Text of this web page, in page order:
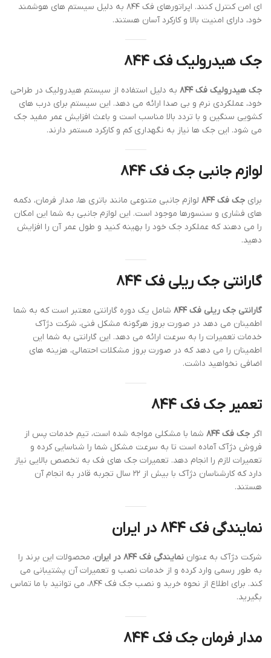
ای امن کنترل کنند. اپراتورهای فک ۸۴۴ به دلیل سیستم های هوشمند
خود، دارای امنیت بالا و کارکرد آسان هستند.
جک هیدرولیک فک ۸۴۴
جک هیدرولیک فک ۸۴۴
به دلیل استفاده از سیستم هیدرولیک در طراحی
خود، عملکردی نرم و بی صدا ارائه می دهد. این سیستم برای درب های
کشویی سنگین و با تردد بالا مناسب است و باعث افزایش عمر مفید جک
می شود. این جک ها نیاز به نگهداری کم و کارکرد مستمر دارند.
لوازم جانبی جک فک ۸۴۴
برای جک فک ۸۴۴
لوازم جانبی متنوعی مانند باتری ها، مدار فرمان، دکمه
های فشاری و سنسورها موجود است. این لوازم جانبی به شما این امکان
را می دهند که عملکرد جک خود را بهینه کنید و طول عمر آن را افزایش
دهید.
گارانتی جک ریلی فک ۸۴۴
گارانتی جک ریلی فک ۸۴۴
شامل یک دوره گارانتی معتبر است که به شما
اطمینان می دهد در صورت بروز هرگونه مشکل فنی، شرکت دژآک
خدمات تعمیرات را به سرعت ارائه می دهد. این گارانتی به شما این
اطمینان را می دهد که در صورت بروز مشکلات احتمالی، هزینه های
اضافی نخواهید داشت.
تعمیر جک فک ۸۴۴
اگر جک فک ۸۴۴
شما با مشکلی مواجه شده است، تیم خدمات پس از
فروش دژآک آماده است تا به سرعت مشکل شما را شناسایی کرده و
تعمیرات لازم را انجام دهد. تعمیرات جک های فک به تخصص بالایی نیاز
دارد که کارشناسان دژآک با بیش از ۲۲ سال تجربه قادر به انجام آن
هستند.
نمایندگی فک ۸۴۴ در ایران
شرکت دژآک به عنوان نمایندگی فک ۸۴۴ در ایران
، محصولات این برند را
به طور رسمی وارد کرده و از خدمات نصب و تعمیرات آن پشتیبانی می
کند. برای اطلاع از نحوه خرید و نصب جک فک ۸۴۴، می توانید با ما تماس
بگیرید.
مدار فرمان جک فک ۸۴۴